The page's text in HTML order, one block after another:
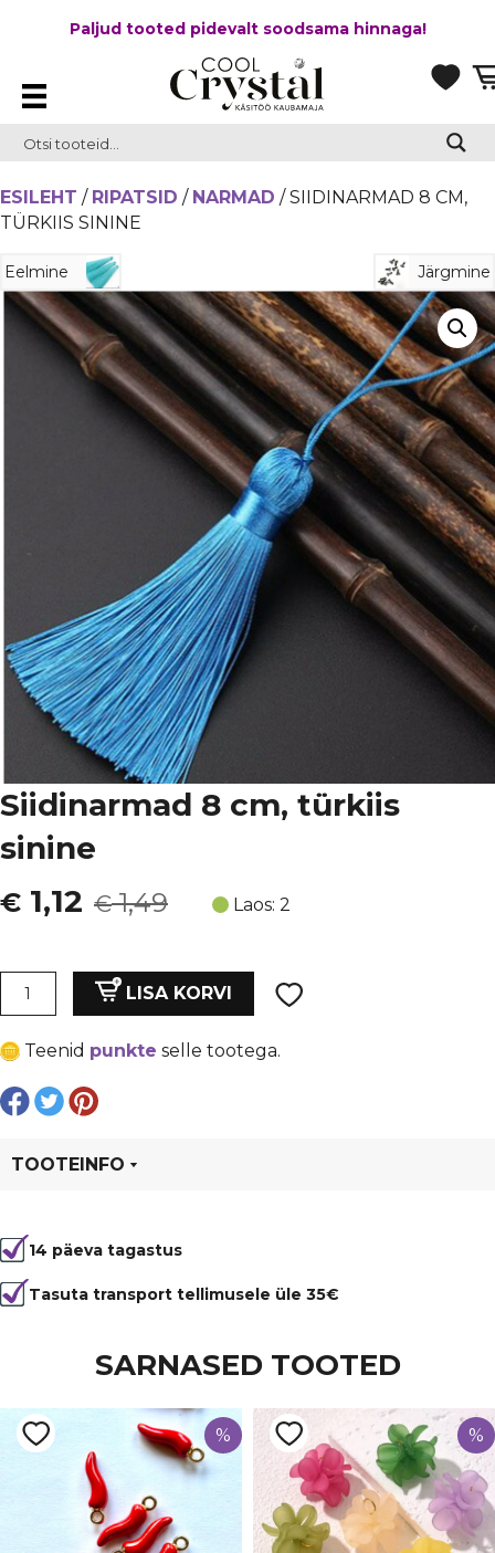
Paljud tooted pidevalt soodsama hinnaga!
ESILEHT / RIPATSID / NARMAD / SIIDINARMAD 8 CM,
TÜRKIIS SININE
Eelmine Järgmine
Siidinarmad 8 cm, türkiis
sinine
€1,49
Algne
oli:
€ 1,49.
€ 1,12
Current
is:
€ 1,12.
Laos: 2
Siidinarmad
türkiis
sinine
kogus
LISA KORVI
Teenid punkte selle tootega.
TOOTEINFO
Värvus
Sinine
Materjal
nailon
14 päeva tagastus
Tasuta transport tellimusele üle 35€
SARNASED TOOTED
% %